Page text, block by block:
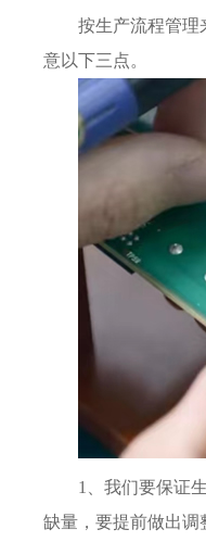
按生产流程管理
意以下三点。
1、我们要保证
缺量，要提前做出调